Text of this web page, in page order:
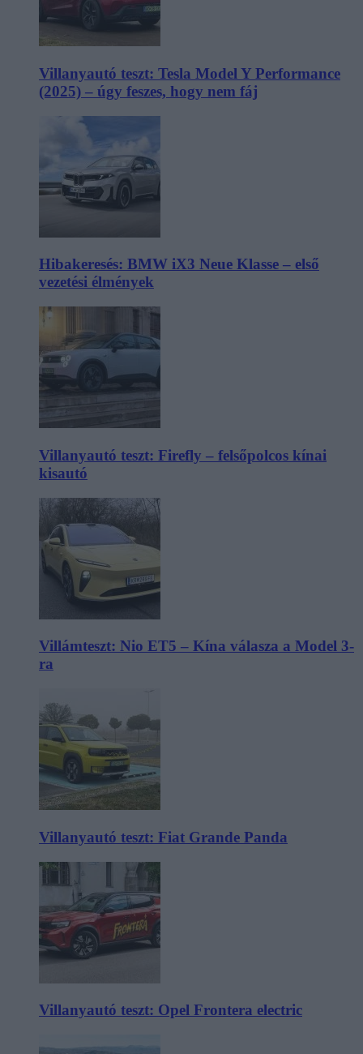
Villanyautó teszt: Tesla Model Y Performance
(2025) – úgy feszes, hogy nem fáj
Hibakeresés: BMW iX3 Neue Klasse – első
vezetési élmények
Villanyautó teszt: Firefly – felsőpolcos kínai
kisautó
Villámteszt: Nio ET5 – Kína válasza a Model 3-
ra
Villanyautó teszt: Fiat Grande Panda
Villanyautó teszt: Opel Frontera electric